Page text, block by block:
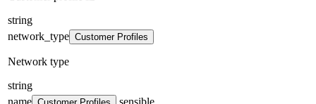
string
network_type Customer Profiles
Network type
string
name
sensible